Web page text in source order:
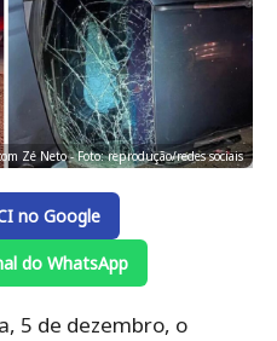
Zé Neto - Foto: reprodução/redes sociais
no Google
do WhatsApp
5 de dezembro, o